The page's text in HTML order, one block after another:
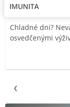
IMUNITA
Chladné dni?
osvedčenými